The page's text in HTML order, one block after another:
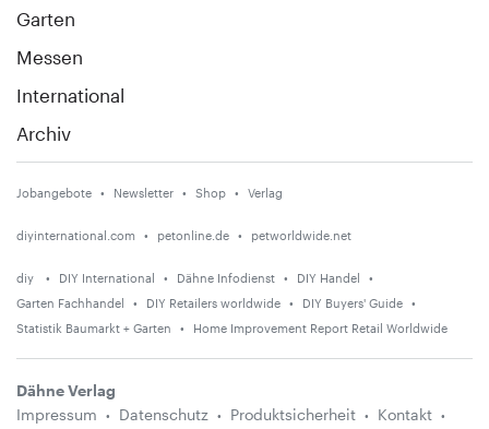
Garten
Messen
International
Archiv
Jobangebote Newsletter Shop Verlag
diyinternational.com petonline.de petworldwide.net
diy DIY International Dähne Infodienst
DIY Handel
Garten Fachhandel
DIY Retailers worldwide
DIY Buyers' Guide
Statistik Baumarkt + Garten
Home Improvement Report Retail Worldwide
Dähne Verlag
Impressum
Datenschutz Produktsicherheit Kontakt